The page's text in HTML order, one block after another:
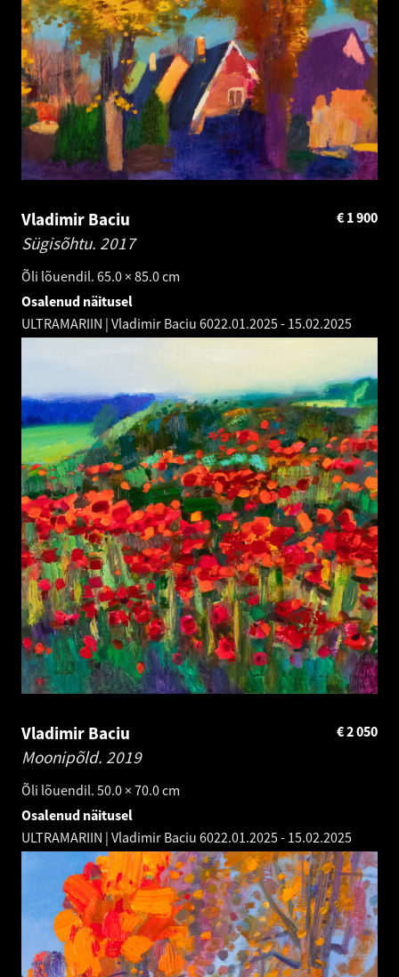
Vladimir Baciu
Sügisõhtu. 2017
Õli lõuendil. 65.0 × 85.0 cm
1 900
€
Osalenud näitusel
ULTRAMARIIN | Vladimir Baciu 6022.01.2025- 15.02.2025
Vladimir Baciu
Moonipõld. 2019
Õli lõuendil. 50.0 × 70.0 cm
2 050
€
Osalenud näitusel
ULTRAMARIIN | Vladimir Baciu 6022.01.2025- 15.02.2025